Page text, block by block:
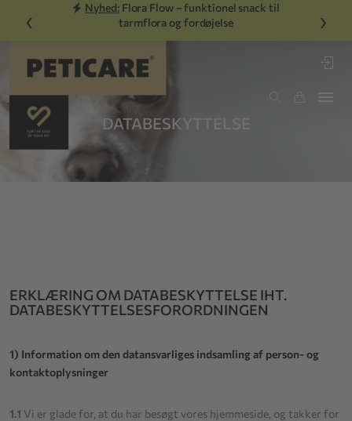
‹
Nyhed:Flora Flow – funktionel snack til
tarmflora og fordøjelse
›
DATABESKYTTELSE
ERKLÆRING OM DATABESKYTTELSE IHT.
DATABESKYTTELSESFORORDNINGEN
1) Information om den datansvarliges indsamling af person- og
kontaktoplysninger
1.1 Vi er glade for, at du har besøgt vores hjemmeside, og takker for